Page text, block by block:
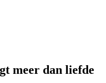
meer dan liefde